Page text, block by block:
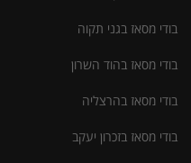
בודי מסאז בגני תקוה
בודי מסאז בהוד השרון
בודי מסאז בהרצליה
בודי מסאז בזכרון יעקב